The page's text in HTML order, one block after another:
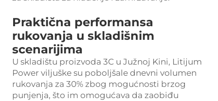
Praktična performansa
rukovanja u skladišnim
scenarijima
U skladištu proizvoda 3C u Južnoj Kini, Litijum
Power viljuške su poboljšale dnevni volumen
rukovanja za 30% zbog mogućnosti brzog
punjenja, što im omogućava da zaobiđu